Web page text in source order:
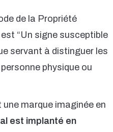
de la Propriété
“Un signe susceptible
servant à distinguer les
physique ou
une marque imaginée en
est implanté en